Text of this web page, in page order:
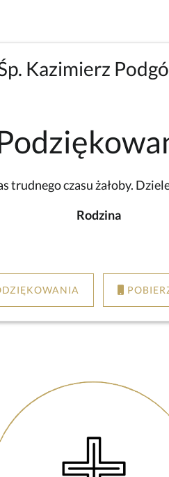
Kazimierz
trudnego czasu żałoby.
Rodzina